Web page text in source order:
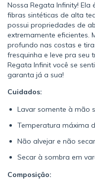
Nossa Regata Infinity!
fibras sintéticas de alta
possui propriedades de
extremamente eficientes.
profundo nas costas e
fresquinha e leve pra seu
Regata Infinit você se
garanta já a sua!
Cuidados:
Lavar somente à mão
Temperatura máxima
Não alvejar e não
Secar à sombra em
Composição: